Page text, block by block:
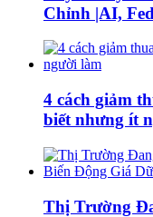
Chỉnh |AI,
4 cách giảm
biết nhưng ít
Thị Trường